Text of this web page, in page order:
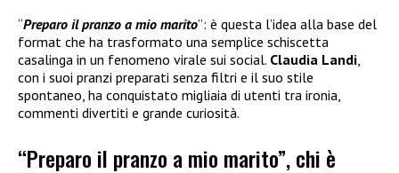
“Preparo il pranzo a mio marito”: è questa l’idea alla base del
format che ha trasformato una semplice schiscetta
casalinga in un fenomeno virale sui social. Claudia Landi,
con i suoi pranzi preparati senza filtri e il suo stile
spontaneo, ha conquistato migliaia di utenti tra ironia,
commenti divertiti e grande curiosità.
“Preparo il pranzo a mio marito”, chi è